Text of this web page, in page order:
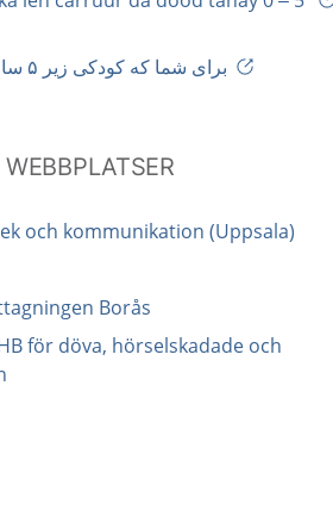
Persiska – برای شما که کودکی زیر ۵ سال دارید
och kommunikation (Uppsala)
Borås
för döva, hörselskadade och